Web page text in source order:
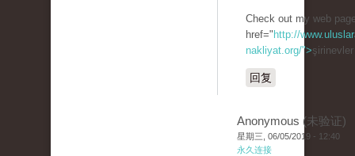
Check out my web
href=" http://
nakliyat.org/">
回复
Anonymous (未验证)
星期三, 06/05/2019 - 12:40
永久连接